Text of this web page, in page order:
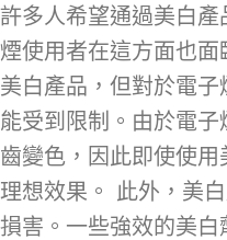
許多人希望通過美白
煙使用者在這方面也
美白產品，但對於電
能受到限制。由於電
齒變色，因此即使使用
理想效果。 此外，美
損害。一些強效的美